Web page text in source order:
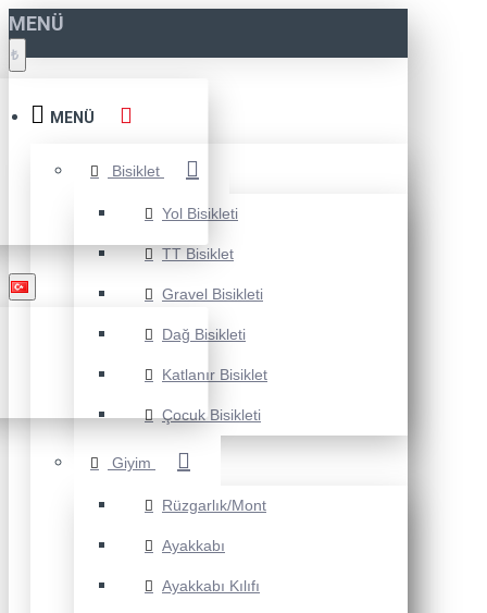
MENÜ
₺
MENÜ
Bisiklet
Yol Bisikleti
TT Bisiklet
Gravel Bisikleti
Dağ Bisikleti
Katlanır Bisiklet
Çocuk Bisikleti
Giyim
Rüzgarlık/Mont
Ayakkabı
Ayakkabı Kılıfı